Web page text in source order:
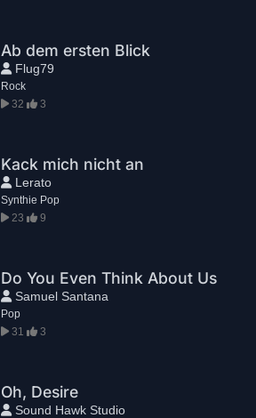
Ab dem ersten Blick
Flug79
Rock
32
3
Kack mich nicht an
Lerato
Synthie Pop
23
9
Do You Even Think About Us
Samuel Santana
Pop
31
3
Oh, Desire
Sound Hawk Studio